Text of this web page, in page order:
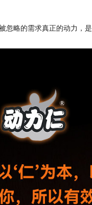
忽略的需求真正的动力，